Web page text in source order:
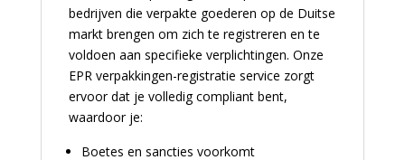
bedrijven die verpakte goederen op de Duitse
markt brengen om zich te registreren en te
voldoen aan specifieke verplichtingen. Onze
EPR verpakkingen-registratie service zorgt
ervoor dat je volledig compliant bent,
waardoor je:
Boetes en sancties voorkomt